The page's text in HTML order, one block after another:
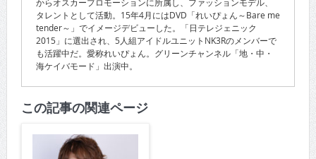
タレントとして活動。15年4月にはDVD「れいぴょん～Bare me
tender～」でイメージデビューした。「日テレジェニック
2015」に選出され、5人組アイドルユニットNK3Rのメンバーで
も活躍中だ。愛称れいぴょん。グリーンチャンネル「地・中・
海ケイバモード」出演中。
この記事の関連ページ